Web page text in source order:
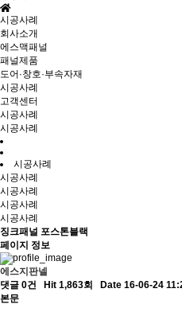
시공사례
회사소개
에스맥패널
패널제품
도어·창호·부속자재
시공사례
고객센터
시공사례
시공사례
시공사례
시공사례
시공사례
시공사례
시공사례
징크패널 포스톤블랙
페이지 정보
에스지판넬
댓글 0건
Hit 1,863회
Date 16-06-24
본문